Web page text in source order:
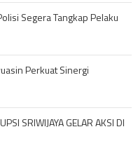
Segera Tangkap Pelaku
Perkuat Sinergi
SRIWIJAYA GELAR AKSI DI